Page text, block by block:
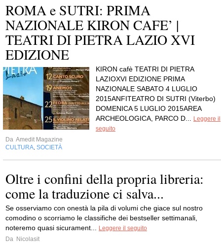
ROMA e SUTRI: PRIMA
NAZIONALE KIRON CAFE’ |
TEATRI DI PIETRA LAZIO XVI
EDIZIONE
KIRON cafè TEATRI DI PIETRA
LAZIOXVI EDIZIONE PRIMA
NAZIONALE SABATO 4 LUGLIO
2015ANFITEATRO DI SUTRI (Viterbo)
DOMENICA 5 LUGLIO 2015AREA
ARCHEOLOGICA, PARCO D...
Leggere il
seguito
Da Amedit Magazine
CULTURA SOCIETÀ
Oltre i confini della propria libreria:
come la traduzione ci salva...
Se osserviamo con onestà la pila di volumi che giace sul nostro
comodino o scorriamo le classifiche dei bestseller settimanali,
noteremo quasi sicurament...
Leggere il seguito
Da Nicolasit